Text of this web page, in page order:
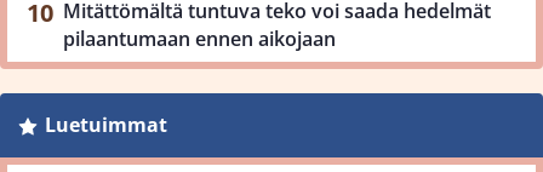
Mitättömältä tuntuva teko voi saada hedelmät
pilaantumaan ennen aikojaan
Luetuimmat